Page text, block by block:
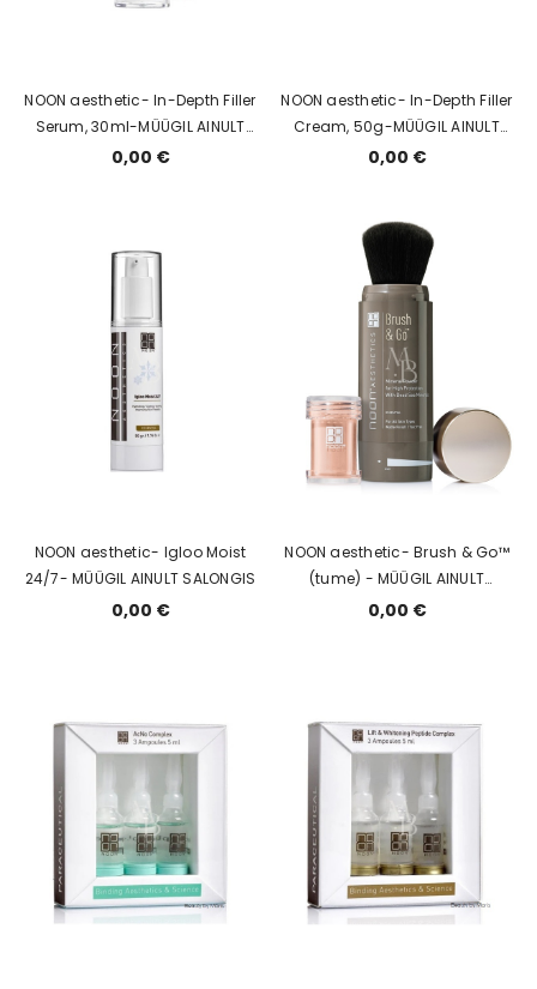
NOON aesthetic- In-Depth Filler
Serum, 30ml-MÜÜGIL AINULT
SALONGIS
0,00 €
NOON aesthetic- In-Depth Filler
Cream, 50g-MÜÜGIL AINULT
SALONGIS
0,00 €
NOON aesthetic- Igloo Moist
24/7- MÜÜGIL AINULT SALONGIS
0,00 €
NOON aesthetic- Brush & Go™
(tume) - MÜÜGIL AINULT
SALONGIS
0,00 €